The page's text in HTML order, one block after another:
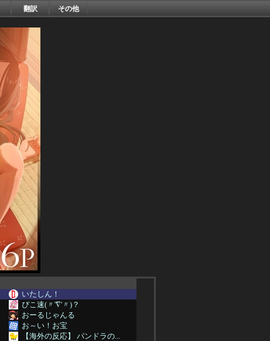
翻訳 その他
いたしん！
ぴこ速(〃'∇'〃)？
おーるじゃんる
お～い！お宝
【海外の反応】 パンドラの...